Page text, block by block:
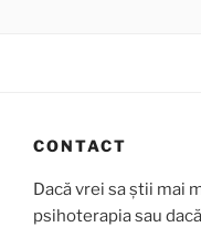
CONTACT
Dacă vrei sa știi mai
psihoterapia sau